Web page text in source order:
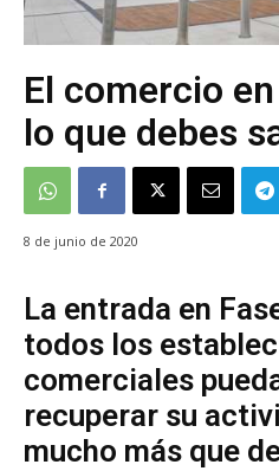
El comercio
lo que debes
8 de junio de 2020
La entrada en
todos los
comerciales
recuperar su
mucho más que